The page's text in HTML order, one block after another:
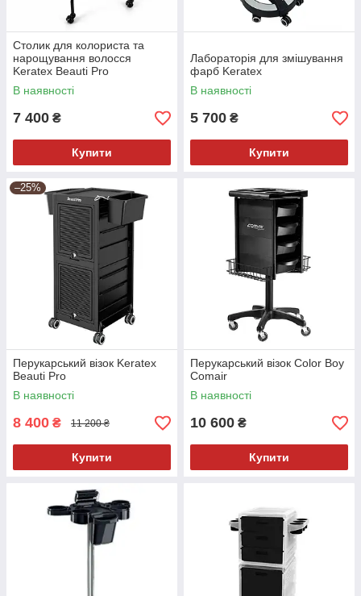
Столик для колориста та
нарощування волосся
Keratex Beauti Pro
В наявності
7 400 ₴
Купити
Лабораторія для змішування
фарб Keratex
В наявності
5 700 ₴
Купити
–25%
Перукарський візок Keratex
Beauti Pro
В наявності
8 400 ₴ 11 200 ₴
Купити
Перукарський візок Color Boy
Comair
В наявності
10 600 ₴
Купити